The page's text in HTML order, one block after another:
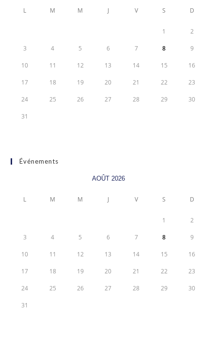
L M M J V S D
1 2
3 4 5 6 7 8 9
10 11 12 13 14 15 16
17 18 19 20 21 22 23
24 25 26 27 28 29 30
31
Événements
AOÛT 2026
L M M J V S D
1 2
3 4 5 6 7 8 9
10 11 12 13 14 15 16
17 18 19 20 21 22 23
24 25 26 27 28 29 30
31